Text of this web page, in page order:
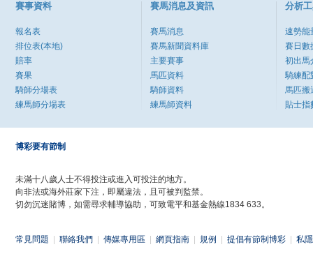
賽事資料
報名表
排位表(本地)
賠率
賽果
騎師分場表
練馬師分場表
賽馬消息及資訊
賽馬消息
賽馬新聞資料庫
主要賽事
馬匹資料
騎師資料
練馬師資料
分析
速勢能
賽日數
初出馬
騎練配
馬匹搬
貼士指
博彩要有節制
未滿十八歲人士不得投注或進入可投注的地方。
向非法或海外莊家下注，即屬違法，且可被判監禁。
切勿沉迷賭博，如需尋求輔導協助，可致電平和基金熱線1834 633。
常見問題 聯絡我們 傳媒專用區 網頁指南 規例 提倡有節制博彩 私